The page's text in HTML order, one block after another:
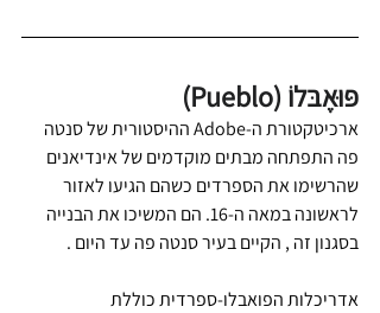
פּוּאֶבּלוֹ (Pueblo)
ארכיטקטורת ה-Adobe ההיסטורית של סנטה
פה התפתחה מבתים מוקדמים של אינדיאנים
שהרשימו את הספרדים כשהם הגיעו לאזור
לראשונה במאה ה-16. הם המשיכו את הבנייה
בסגנון זה , הקיים בעיר סנטה פה עד היום .
אדריכלות הפואבלו-ספרדית כוללת